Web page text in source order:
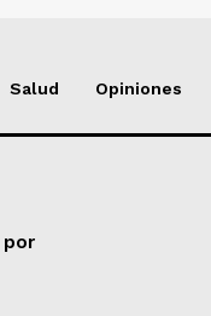
Salud Opiniones
por